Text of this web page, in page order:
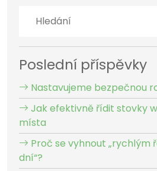
Poslední příspěvky
Nastavujeme bezpečnou
Jak efektivně řídit stovky
místa
Proč se vyhnout „rychlým
dní“?